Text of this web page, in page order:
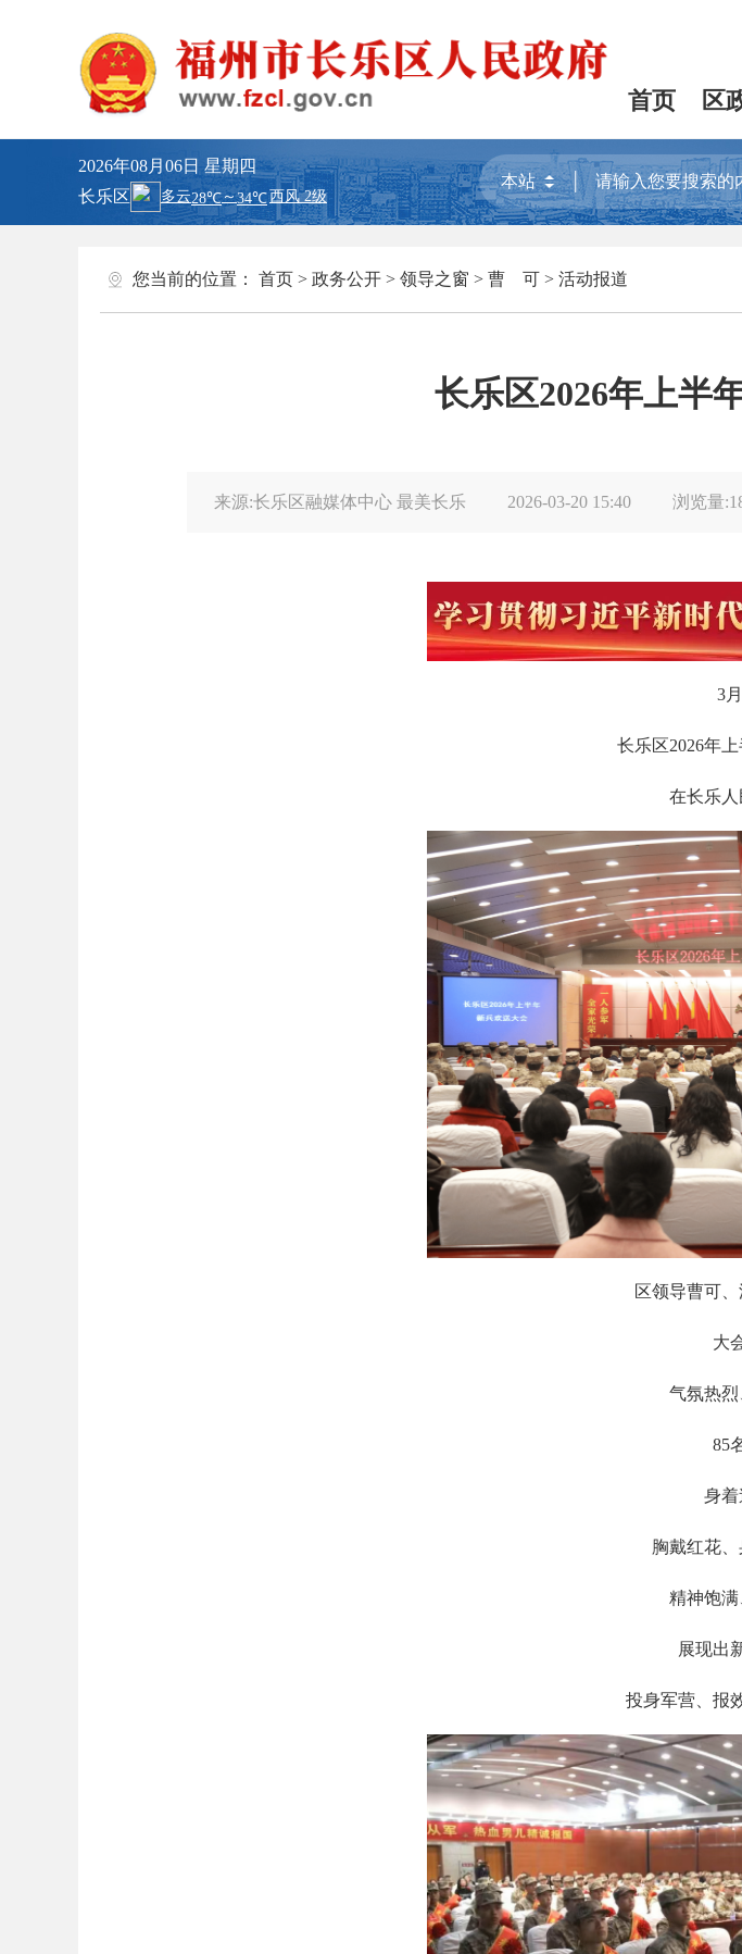
首页 区
2026年08月06日 星期四
长乐区
您当前的位置： 首页 > 政务公开 > 领导之窗 > 曹 可 > 活动报道
长乐区2026年上半
来源:长乐区融媒体中心 最美长乐 2026-03-20 15:40 浏览量:
3月
长乐区2026年上
在长乐人
区领导曹可、
大会
气氛热烈
85名
身着
胸戴红花、
精神饱满
展现出新
投身军营、报效